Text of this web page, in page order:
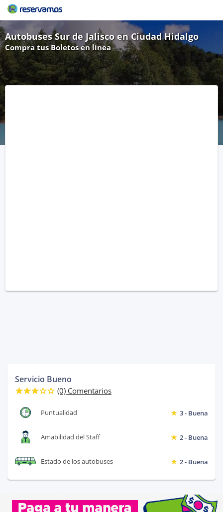
Autobuses Sur de Jalisco en Ciudad Hidalgo
Compra tus Boletos en línea
Servicio Bueno
(0) Comentarios
Puntualidad 3 - Buena
Amabilidad del Staff 2 - Buena
Estado de los autobuses 2 - Buena